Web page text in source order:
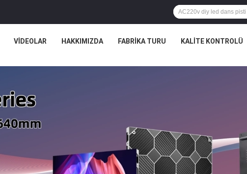
VIDEOLAR HAKKIMIZDA FABRIKA TURU KALITE KONTROLÜ